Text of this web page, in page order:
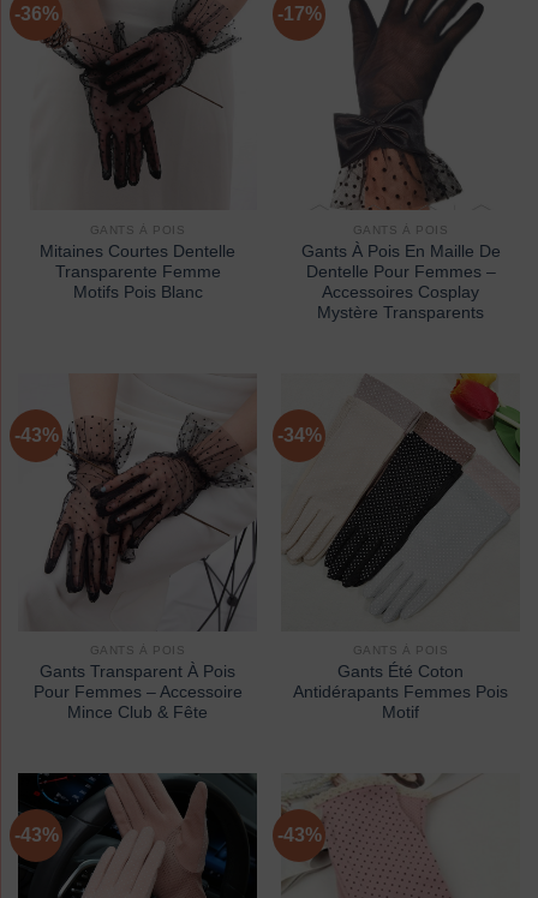
-36%
GANTS À POIS
Mitaines Courtes Dentelle
Transparente Femme
Motifs Pois Blanc
-17%
GANTS À POIS
Gants À Pois En Maille De
Dentelle Pour Femmes –
Accessoires Cosplay
Mystère Transparents
-43%
GANTS À POIS
Gants Transparent À Pois
Pour Femmes – Accessoire
Mince Club & Fête
-34%
GANTS À POIS
Gants Été Coton
Antidérapants Femmes Pois
Motif
-43% -43%